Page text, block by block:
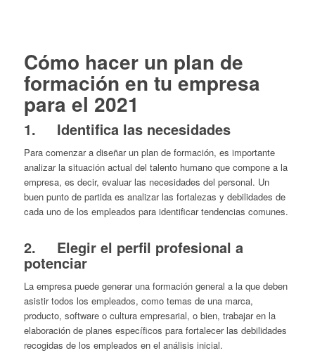
Cómo hacer un plan de
formación en tu empresa
para el 2021
1. Identifica las necesidades
Para comenzar a diseñar un plan de formación, es importante
analizar la situación actual del talento humano que compone a la
empresa, es decir, evaluar las necesidades del personal. Un
buen punto de partida es analizar las fortalezas y debilidades de
cada uno de los empleados para identificar tendencias comunes.
2. Elegir el perfil profesional a
potenciar
La empresa puede generar una formación general a la que deben
asistir todos los empleados, como temas de una marca,
producto, software o cultura empresarial, o bien, trabajar en la
elaboración de planes específicos para fortalecer las debilidades
recogidas de los empleados en el análisis inicial.